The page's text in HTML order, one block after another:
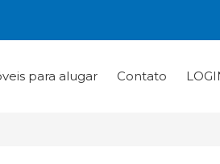
para alugar Contato